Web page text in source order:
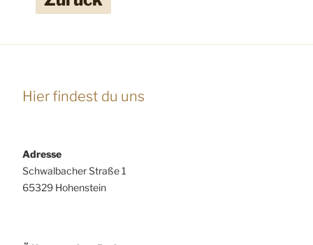
Hier findest du uns
Adresse
Schwalbacher Straße 1
65329 Hohenstein